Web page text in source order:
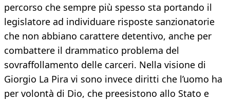
percorso che sempre più spesso sta portando il
legislatore ad individuare risposte sanzionatorie
che non abbiano carattere detentivo, anche per
combattere il drammatico problema del
sovraffollamento delle carceri. Nella visione di
Giorgio La Pira vi sono invece diritti che l’uomo ha
per volontà di Dio, che preesistono allo Stato e